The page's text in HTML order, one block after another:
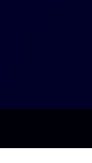
КОНТАКТЫ